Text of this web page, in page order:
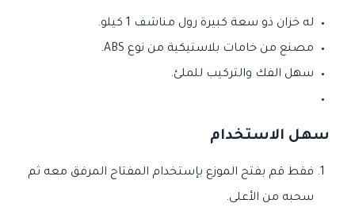
له خزان ذو سعة كبيرة رول مناشف 1 كيلو.
مصنع من خامات بلاستيكية من نوع ABS.
سهل الفك والتركيب للملئ.
سهل الاستخدام
فقط قم بفتح الموزع بإستخدام المفتاح المرفق معه ثم
سحبه من الأعلى.